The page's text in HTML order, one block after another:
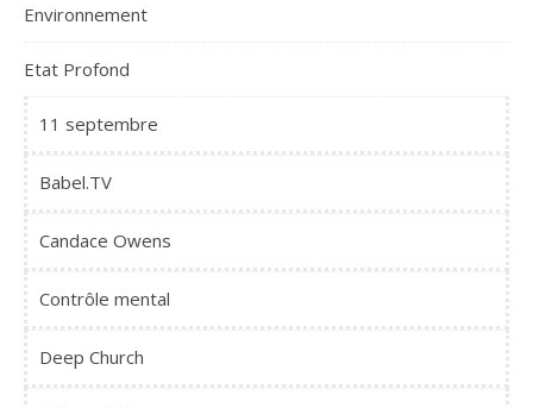
Environnement
Etat Profond
11 septembre
Babel.TV
Candace Owens
Contrôle mental
Deep Church